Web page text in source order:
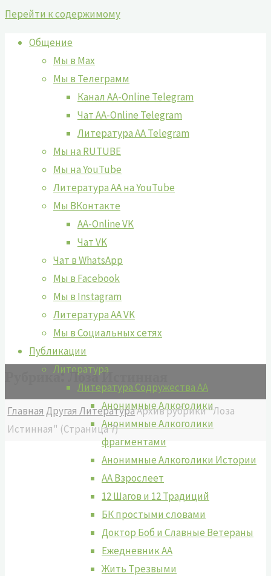
Перейти к содержимому
Общение
Мы в Max
Мы в Телеграмм
Канал AA-Online Telegram
Чат AA-Online Telegram
Литература АА Telegram
Мы на RUTUBE
Мы на YouTube
Литература АА на YouTube
Мы ВКонтакте
AA-Online VK
Чат VK
Чат в WhatsApp
Мы в Facebook
Мы в Instagram
Литература АА VK
Мы в Социальных сетях
Публикации
Литература
Литература Содружества АА
Анонимные Алкоголики
Анонимные Алкоголики
фрагментами
Анонимные Алкоголики Истории
АА Взрослеет
12 Шагов и 12 Традиций
БК простыми словами
Доктор Боб и Славные Ветераны
Ежедневник АА
Жить Tрезвыми
Рубрика:Лоза Истинная
Главная Другая ЛитератураАрхив рубрики "Лоза
Истинная" (Страница 7)